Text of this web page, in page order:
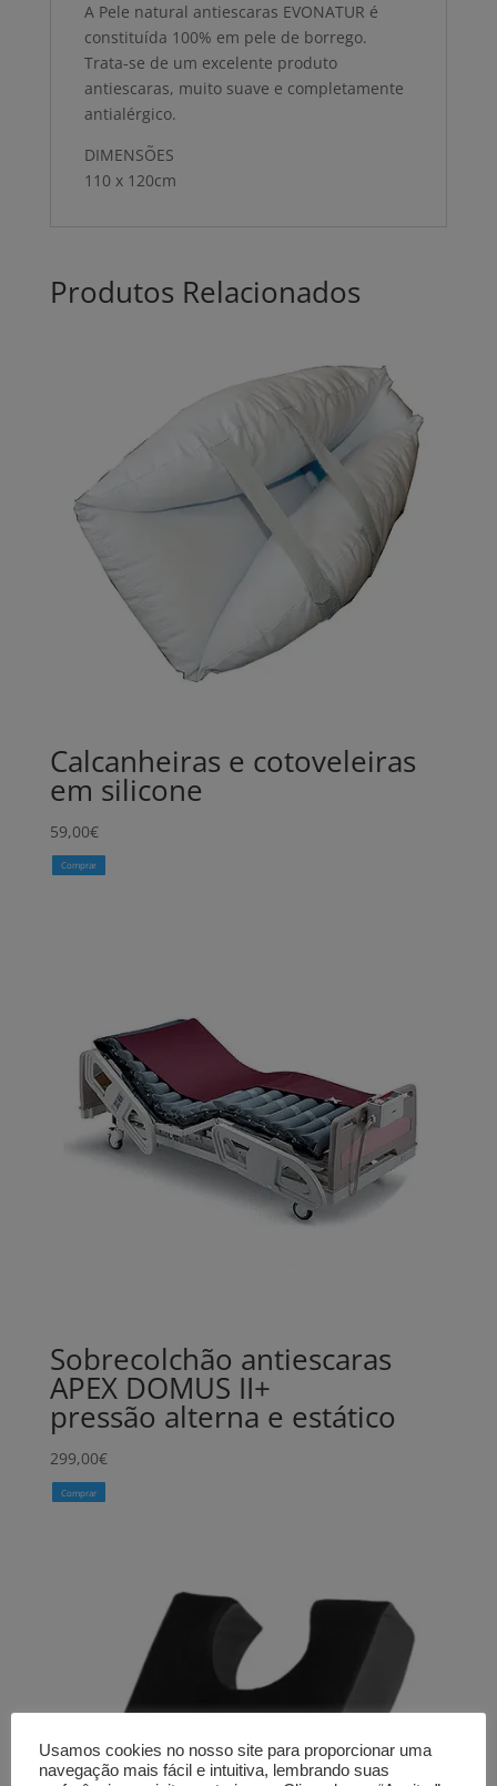
A Pele natural antiescaras EVONATUR é
constituída 100% em pele de borrego.
Trata-se de um excelente produto
antiescaras, muito suave e completamente
antialérgico.
DIMENSÕES
110 x 120cm
Produtos Relacionados
Calcanheiras e cotoveleiras
em silicone
59,00€
Comprar
Sobrecolchão antiescaras
APEX DOMUS II+
pressão alterna e estático
299,00€
Comprar
Usamos cookies no nosso site para proporcionar uma
navegação mais fácil e intuitiva, lembrando suas